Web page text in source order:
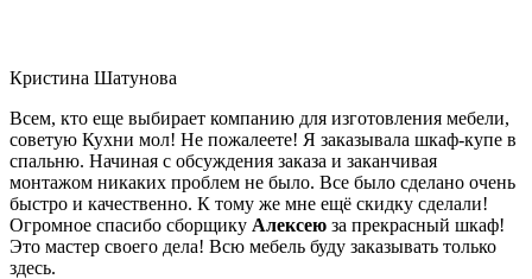
Кристина Шатунова
Всем, кто еще выбирает компанию для изготовления мебели,
советую Кухни мол! Не пожалеете! Я заказывала шкаф-купе в
спальню. Начиная с обсуждения заказа и заканчивая
монтажом никаких проблем не было. Все было сделано очень
быстро и качественно. К тому же мне ещё скидку сделали!
Огромное спасибо сборщику Алексею за прекрасный шкаф!
Это мастер своего дела! Всю мебель буду заказывать только
здесь.